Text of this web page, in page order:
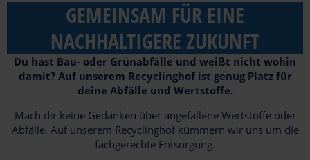
GEMEINSAM FÜR EINE
NACHHALTIGERE ZUKUNFT
Du hast Bau- oder Grünabfälle und weißt nicht wohin
damit? Auf unserem Recyclinghof ist genug Platz für
deine Abfälle und Wertstoffe.
Mach dir keine Gedanken über angefallene Wertstoffe oder
Abfälle. Auf unserem Recyclinghof kümmern wir uns um die
fachgerechte Entsorgung.